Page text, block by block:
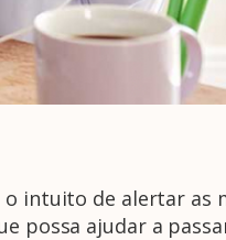
o intuito de alertar as
possa ajudar a